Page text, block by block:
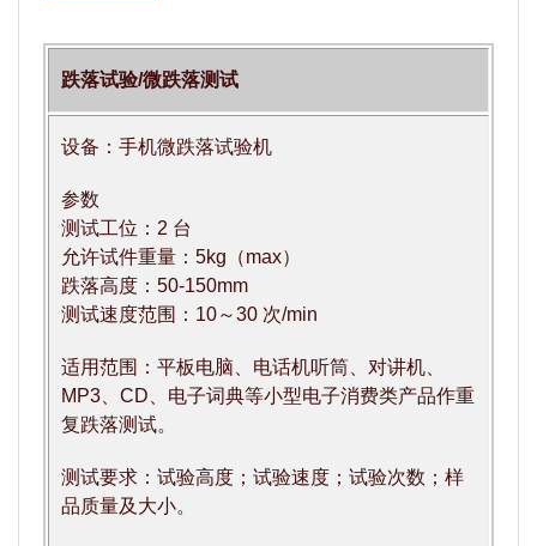
跌落试验/微跌落测试
设备：手机微跌落试验机
参数
测试工位：2 台
允许试件重量：5kg（max）
跌落高度：50-150mm
测试速度范围：10～30 次/min
适用范围：平板电脑、电话机听筒、对讲机、
MP3、CD、电子词典等小型电子消费类产品作重
复跌落测试。
测试要求：试验高度；试验速度；试验次数；样
品质量及大小。